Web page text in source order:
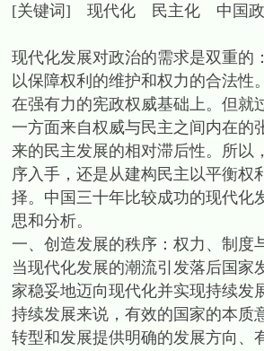
[关键词] 现代化 民主化 中国
现代化发展对政治的需求是双重的
以保障权利的维护和权力的合法
在强有力的宪政权威基础上。但就
一方面来自权威与民主之间内在的
来的民主发展的相对滞后性。所以
序入手，还是从建构民主以平衡权
择。中国三十年比较成功的现代化
思和分析。
一、创造发展的秩序：权力、制度
当现代化发展的潮流引发落后国家
家稳妥地迈向现代化并实现持续发
持续发展来说，有效的国家的本质
转型和发展提供明确的发展方向、